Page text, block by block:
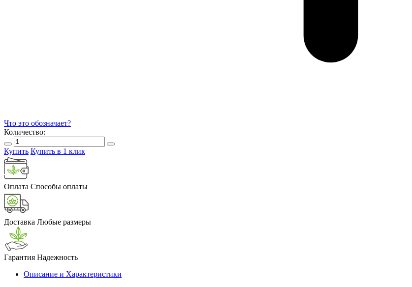
Что это обозначает?
Количество:
Купить Купить в 1 клик
Оплата Способы оплаты
Доставка Любые размеры
Гарантия Надежность
Описание и Характеристики